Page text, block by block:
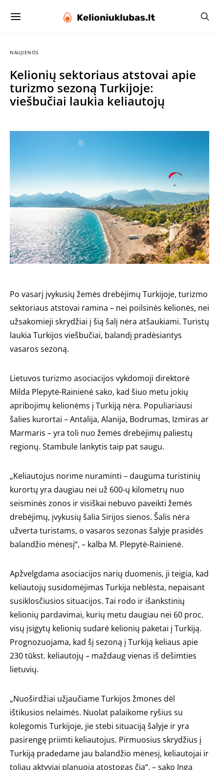
NAUJIENOS
Kelionių sektoriaus atstovai apie
turizmo sezoną Turkijoje:
viešbučiai laukia keliautojų
Po vasarį įvykusių žemės drebėjimų Turkijoje, turizmo
sektoriaus atstovai ramina – nei poilsinės kelionės, nei
užsakomieji skrydžiai į šią šalį nėra atšaukiami. Turistų
laukia Turkijos viešbučiai, balandį pradėsiantys
vasaros sezoną.
Lietuvos turizmo asociacijos vykdomoji direktorė
Milda Plepytė-Rainienė sako, kad šiuo metu jokių
apribojimų kelionėms į Turkiją nėra. Populiariausi
šalies kurortai – Antalija, Alanija, Bodrumas, Izmiras ar
Marmaris – yra toli nuo žemės drebėjimų paliestų
regionų. Stambule lankytis taip pat saugu.
„Keliautojus norime nuraminti – dauguma turistinių
kurortų yra daugiau nei už 600-ų kilometrų nuo
seisminės zonos ir visiškai nebuvo paveikti žemės
drebėjimų, įvykusių šalia Sirijos sienos. Šalis nėra
užverta turistams, o vasaros sezonas šalyje prasidės
balandžio mėnesį“, – kalba M. Plepytė-Rainienė.
Apžvelgdama asociacijos narių duomenis, ji teigia, kad
keliautojų susidomėjimas Turkija neblėsta, nepaisant
susiklosčiusios situacijos. Tai rodo ir išankstinių
kelionių pardavimai, kurių metu daugiau nei 60 proc.
visų įsigytų kelionių sudarė kelionių paketai į Turkiją.
Prognozuojama, kad šį sezoną į Turkiją keliaus apie
230 tūkst. keliautojų – maždaug vienas iš dešimties
lietuvių.
„Nuoširdžiai užjaučiame Turkijos žmones dėl
ištikusios nelaimės. Nuolat palaikome ryšius su
kolegomis Turkijoje, jie stebi situaciją šalyje ir yra
pasirengę priimti keliautojus. Pirmuosius skrydžius į
Turkiją pradedame jau balandžio mėnesį, keliautojai ir
toliau aktyviai planuoja atostogas čia“, – sako Inga